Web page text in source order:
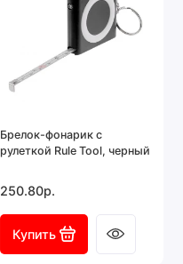
Брелок-фонарик с
рулеткой Rule Tool, черный
250.80р.
Купить